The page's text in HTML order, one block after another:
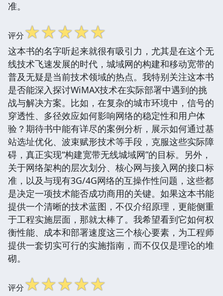
准。
评分☆☆☆☆☆
这本书的名字听起来就很有吸引力，尤其是在这个无
线技术飞速发展的时代，城域网的构建和移动宽带的
普及无疑是当前技术领域的热点。我特别关注这本书
是否能深入探讨WiMAX技术在实际部署中遇到的挑
战与解决方案。比如，在复杂的城市环境中，信号的
穿透性、多径效应如何影响网络的稳定性和用户体
验？期待书中能有详尽的案例分析，展示如何通过基
站选址优化、波束赋形技术等手段，克服这些实际障
碍，真正实现“构建宽带无线城域网”的目标。另外，
关于网络架构的层次划分、核心网与接入网的接口标
准，以及与现有3G/4G网络的互操作性问题，这些都
是决定一项技术能否成功商用的关键。如果这本书能
提供一个清晰的技术蓝图，不仅介绍原理，更能侧重
于工程实施层面，那就太棒了。我希望看到它如何权
衡性能、成本和部署速度这三个核心要素，为工程师
提供一套切实可行的实施指南，而不仅仅是理论的堆
砌。
评分☆☆☆☆☆